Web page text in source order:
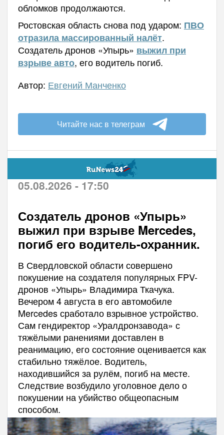
обломков продолжаются.
Ростовская область снова под ударом: ПВО
отразила массированный налёт.
Создатель дронов «Упырь» выжил при
взрыве авто, его водитель погиб.
Автор: Евгений Манченко
Читайте нас в телеграм
05.08.2026 - 17:50
Создатель дронов «Упырь»
выжил при взрыве Mercedes,
погиб его водитель-охранник.
В Свердловской области совершено
покушение на создателя популярных FPV-
дронов «Упырь» Владимира Ткачука.
Вечером 4 августа в его автомобиле
Mercedes сработало взрывное устройство.
Сам гендиректор «Уралдронзавода» с
тяжёлыми ранениями доставлен в
реанимацию, его состояние оценивается как
стабильно тяжёлое. Водитель,
находившийся за рулём, погиб на месте.
Следствие возбудило уголовное дело о
покушении на убийство общеопасным
способом.